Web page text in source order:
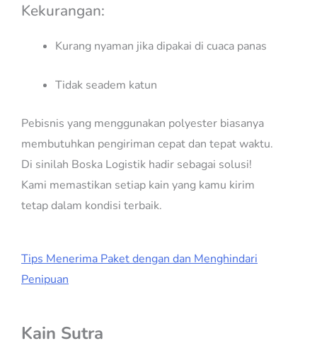
Kekurangan:
Kurang nyaman jika dipakai di cuaca panas
Tidak seadem katun
Pebisnis yang menggunakan polyester biasanya
membutuhkan pengiriman cepat dan tepat waktu.
Di sinilah Boska Logistik hadir sebagai solusi!
Kami memastikan setiap kain yang kamu kirim
tetap dalam kondisi terbaik.
Tips Menerima Paket dengan dan Menghindari
Penipuan
Kain Sutra